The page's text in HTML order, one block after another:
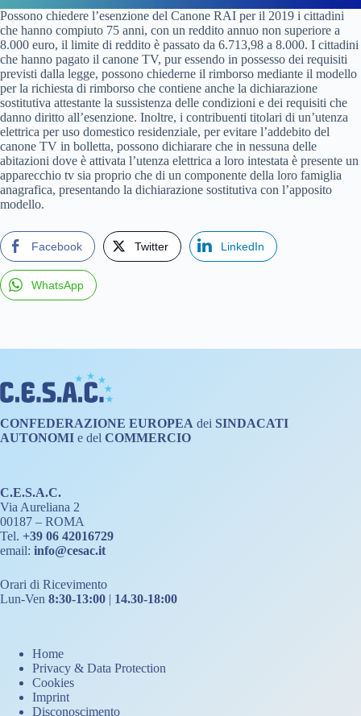
Possono chiedere l’esenzione del Canone RAI per il 2019 i cittadini
che hanno compiuto 75 anni, con un reddito annuo non superiore a
8.000 euro, il limite di reddito è passato da 6.713,98 a 8.000. I cittadini
che hanno pagato il canone TV, pur essendo in possesso dei requisiti
previsti dalla legge, possono chiederne il rimborso mediante il modello
per la richiesta di rimborso che contiene anche la dichiarazione
sostitutiva attestante la sussistenza delle condizioni e dei requisiti che
danno diritto all’esenzione. Inoltre, i contribuenti titolari di un’utenza
elettrica per uso domestico residenziale, per evitare l’addebito del
canone TV in bolletta, possono dichiarare che in nessuna delle
abitazioni dove è attivata l’utenza elettrica a loro intestata è presente un
apparecchio tv sia proprio che di un componente della loro famiglia
anagrafica, presentando la dichiarazione sostitutiva con l’apposito
modello.
Facebook Twitter LinkedIn
WhatsApp
CONFEDERAZIONE EUROPEA dei SINDACATI
AUTONOMI e del COMMERCIO
C.E.S.A.C.
Via Aureliana 2
00187 – ROMA
Tel. +39 06 42016729
email: info@cesac.it
Orari di Ricevimento
Lun-Ven 8:30-13:00 | 14.30-18:00
Home
Privacy & Data Protection
Cookies
Imprint
Disconoscimento